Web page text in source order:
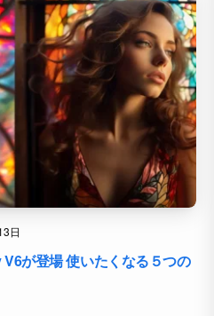
日
が登場 使いたくなる５つの